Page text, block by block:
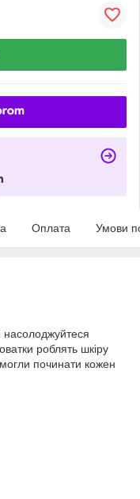
Оплата Умови
насолоджуйтеся
роблять шкіру
починати кожен